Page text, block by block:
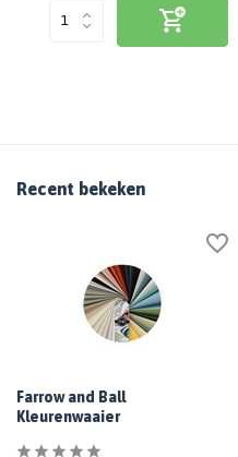
Recent bekeken
Farrow and Ball
Kleurenwaaier